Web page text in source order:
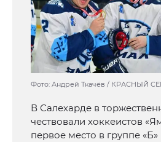
Фото: Андрей Ткачёв / КРАСНЫЙ
В Салехарде в
чествовали хоккеистов
первое место в группе